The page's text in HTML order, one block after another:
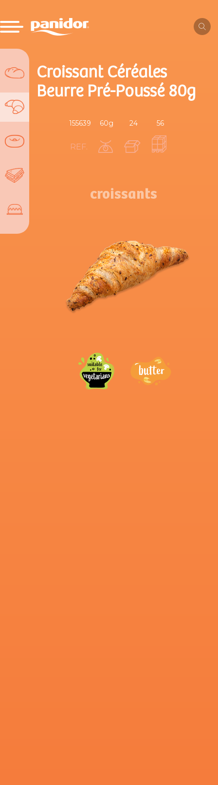
Croissant Céréales
Beurre Pré-Poussé 80g
REF.
155639 60g 24 56
croissants